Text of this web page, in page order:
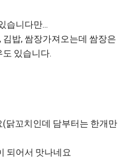
습니다만…
김밥, 쌈장가져오는데 쌈장은
있습니다.
닭꼬치인데 담부터는 한개만
되어서 맛나네요